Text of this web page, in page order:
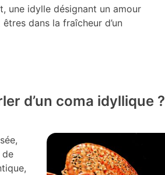
une idylle désignant un amour
dans la fraîcheur d’un
d’un coma idyllique ?
de